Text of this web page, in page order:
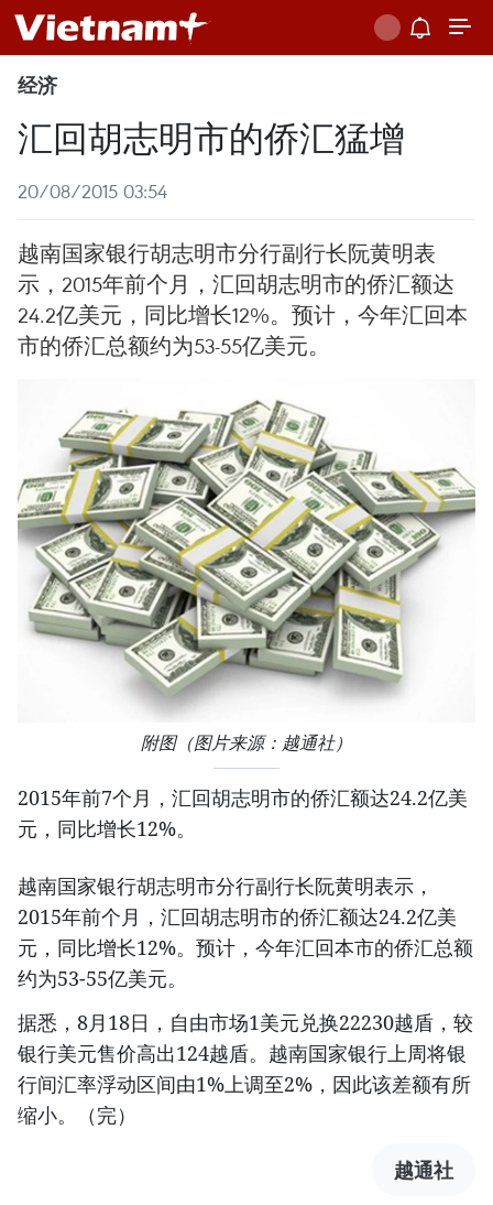
经济
汇回胡志明市的侨汇猛增
20/08/2015 03:54
越南国家银行胡志明市分行副行长阮黄明表
示，2015年前个月，汇回胡志明市的侨汇额达
24.2亿美元，同比增长12%。预计，今年汇回本
市的侨汇总额约为53-55亿美元。
附图（图片来源：越通社）
2015年前7个月，汇回胡志明市的侨汇额达24.2亿美
元，同比增长12%。
越南国家银行胡志明市分行副行长阮黄明表示，
2015年前个月，汇回胡志明市的侨汇额达24.2亿美
元，同比增长12%。预计，今年汇回本市的侨汇总额
约为53-55亿美元。
据悉，8月18日，自由市场1美元兑换22230越盾，较
银行美元售价高出124越盾。越南国家银行上周将银
行间汇率浮动区间由1%上调至2%，因此该差额有所
缩小。（完）
越通社